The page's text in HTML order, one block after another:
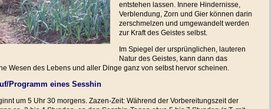
entstehen lassen. Innere Hindernisse,
Verblendung, Zorn und Gier können darin
zerschmelzen und umgewandelt werden
zur Kraft des Geistes selbst.
Im Spiegel der ursprünglichen, lauteren
Natur des Geistes, kann dann das
Wesen des Lebens und aller Dinge ganz von selbst hervor scheinen.
Programm eines Sesshin
um 5 Uhr 30 morgens. Zazen-Zeit: Während der Vorbereitungszeit der